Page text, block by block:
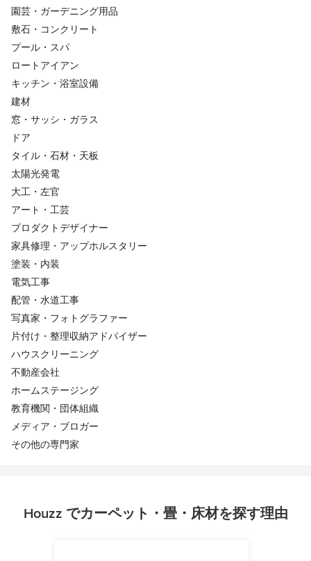
園芸・ガーデニング用品
敷石・コンクリート
プール・スパ
ロートアイアン
キッチン・浴室設備
建材
窓・サッシ・ガラス
ドア
タイル・石材・天板
太陽光発電
大工・左官
アート・工芸
プロダクトデザイナー
家具修理・アップホルスタリー
塗装・内装
電気工事
配管・水道工事
写真家・フォトグラファー
片付け・整理収納アドバイザー
ハウスクリーニング
不動産会社
ホームステージング
教育機関・団体組織
メディア・ブロガー
その他の専門家
Houzz でカーペット・畳・床材を探す理由